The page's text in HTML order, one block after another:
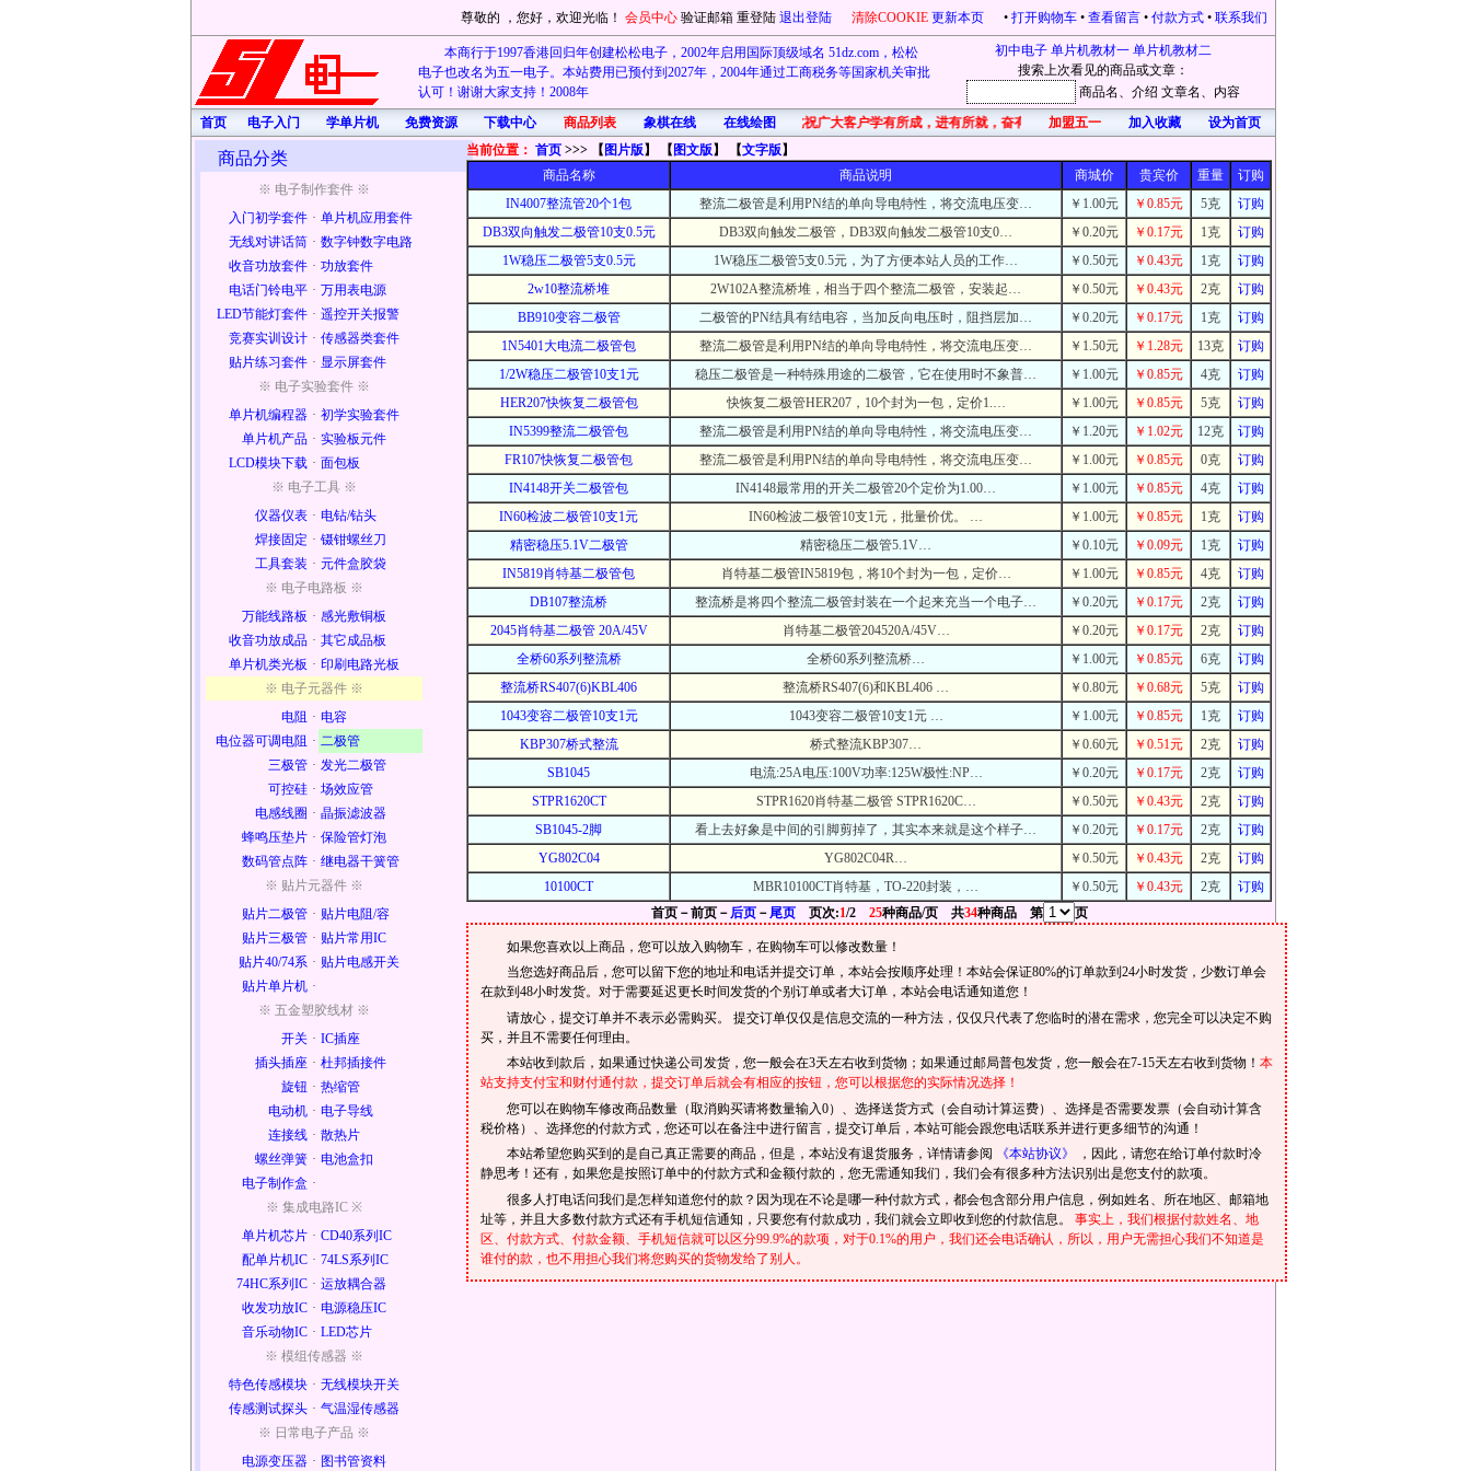
尊敬的 ，您好，欢迎光临！ 会员中心 验证邮箱 重登陆 退出登陆 清除COOKIE 更新本页 • 打开购物车 • 查看留言 • 付款方式 • 联系我们
本商行于1997香港回归年创建松松电子，2002年启用国际顶级域名 51dz.com，松松
电子也改名为五一电子。本站费用已预付到2027年，2004年通过工商税务等国家机关审批
认可！谢谢大家支持！2008年
初中电子 单片机教材一 单片机教材二
搜索上次看见的商品或文章：
商品名 、介绍 文章名 、内容
首页
电子入门 学单片机 免费资源 下载中心 商品列表 象棋在线 在线绘图首先在此祝广大客户学有所成，进有所就，奋有所获，开心每一天！凡在本站购物的，均有礼品赠送。本站为感恩新老客
加盟五一 加入收藏 设为首页
商品分类
※ 电子制作套件 ※
入门初学套件 · 单片机应用套件
无线对讲话筒 · 数字钟数字电路
收音功放套件 · 功放套件
电话门铃电平 · 万用表电源
LED节能灯套件 · 遥控开关报警
竞赛实训设计 · 传感器类套件
贴片练习套件 · 显示屏套件
※ 电子实验套件 ※
单片机编程器 · 初学实验套件
单片机产品 · 实验板元件
LCD模块下载 · 面包板
※ 电子工具 ※
仪器仪表 · 电钻/钻头
焊接固定 · 镊钳螺丝刀
工具套装 · 元件盒胶袋
※ 电子电路板 ※
万能线路板 · 感光敷铜板
收音功放成品 · 其它成品板
单片机类光板 · 印刷电路光板
※ 电子元器件 ※
电阻 · 电容
电位器可调电阻 · 二极管
三极管 · 发光二极管
可控硅 · 场效应管
电感线圈 · 晶振滤波器
蜂鸣压垫片 · 保险管灯泡
数码管点阵 · 继电器干簧管
※ 贴片元器件 ※
贴片二极管 · 贴片电阻/容
贴片三极管 · 贴片常用IC
贴片40/74系 · 贴片电感开关
贴片单片机 ·
※ 五金塑胶线材 ※
开关 · IC插座
插头插座 · 杜邦插接件
旋钮 · 热缩管
电动机 · 电子导线
连接线 · 散热片
螺丝弹簧 · 电池盒扣
电子制作盒 ·
※ 集成电路IC ※
单片机芯片 · CD40系列IC
配单片机IC · 74LS系列IC
74HC系列IC · 运放耦合器
收发功放IC · 电源稳压IC
音乐动物IC · LED芯片
※ 模组传感器 ※
特色传感模块 · 无线模块开关
传感测试探头 · 气温湿传感器
※ 日常电子产品 ※
电源变压器 · 图书管资料
当前位置： 首页 >>> 【 图片版】 【 图文版】 【文字版】
商品名称
商品说明 商城价 贵宾价 重量
订购
IN4007整流管20个1包
整流二极管是利用PN结的单向导电特性，将交流电压变… ￥1.00元 ￥0.85元 5克
订购
DB3双向触发二极管10支0.5元
DB3双向触发二极管，DB3双向触发二极管10支0… ￥0.20元 ￥0.17元 1克
订购
1W稳压二极管5支0.5元
1W稳压二极管5支0.5元，为了方便本站人员的工作… ￥0.50元 ￥0.43元 1克
订购
2w10整流桥堆
2W102A整流桥堆，相当于四个整流二极管，安装起… ￥0.50元 ￥0.43元 2克
订购
BB910变容二极管
二极管的PN结具有结电容，当加反向电压时，阻挡层加… ￥0.20元 ￥0.17元 1克
订购
1N5401大电流二极管包
整流二极管是利用PN结的单向导电特性，将交流电压变… ￥1.50元 ￥1.28元 13克
订购
1/2W稳压二极管10支1元
稳压二极管是一种特殊用途的二极管，它在使用时不象普… ￥1.00元 ￥0.85元 4克
订购
HER207快恢复二极管包
快恢复二极管HER207，10个封为一包，定价1.… ￥1.00元 ￥0.85元 5克
订购
IN5399整流二极管包
整流二极管是利用PN结的单向导电特性，将交流电压变… ￥1.20元 ￥1.02元 12克
订购
FR107快恢复二极管包
整流二极管是利用PN结的单向导电特性，将交流电压变… ￥1.00元 ￥0.85元 0克
订购
IN4148开关二极管包
IN4148最常用的开关二极管20个定价为1.00… ￥1.00元 ￥0.85元 4克
订购
IN60检波二极管10支1元
IN60检波二极管10支1元，批量价优。 … ￥1.00元 ￥0.85元 1克
订购
精密稳压5.1V二极管
精密稳压二极管5.1V… ￥0.10元 ￥0.09元 1克
订购
IN5819肖特基二极管包
肖特基二极管IN5819包，将10个封为一包，定价… ￥1.00元 ￥0.85元 4克
订购
DB107整流桥
整流桥是将四个整流二极管封装在一个起来充当一个电子… ￥0.20元 ￥0.17元 2克
订购
2045肖特基二极管 20A/45V
肖特基二极管204520A/45V… ￥0.20元 ￥0.17元 2克
订购
全桥60系列整流桥
全桥60系列整流桥… ￥1.00元 ￥0.85元 6克
订购
整流桥RS407(6)KBL406
整流桥RS407(6)和KBL406 … ￥0.80元 ￥0.68元 5克
订购
1043变容二极管10支1元
1043变容二极管10支1元 … ￥1.00元 ￥0.85元 1克
订购
KBP307桥式整流
桥式整流KBP307… ￥0.60元 ￥0.51元 2克
订购
SB1045
电流:25A电压:100V功率:125W极性:NP… ￥0.20元 ￥0.17元 2克
订购
STPR1620CT
STPR1620肖特基二极管 STPR1620C… ￥0.50元 ￥0.43元 2克
订购
SB1045-2脚
看上去好象是中间的引脚剪掉了，其实本来就是这个样子… ￥0.20元 ￥0.17元 2克
订购
YG802C04
YG802C04R… ￥0.50元 ￥0.43元 2克
订购
10100CT
MBR10100CT肖特基，TO-220封装，… ￥0.50元 ￥0.43元 2克
订购
首页－前页－ 后页－ 尾页页次:1/2 25种商品/页 共34种商品 第 页
如果您喜欢以上商品，您可以放入购物车，在购物车可以修改数量！
当您选好商品后，您可以留下您的地址和电话并提交订单，本站会按顺序处理！本站会保证80%的订单款到24小时发货，少数订单会
在款到48小时发货。对于需要延迟更长时间发货的个别订单或者大订单，本站会电话通知道您！
请放心，提交订单并不表示必需购买。 提交订单仅仅是信息交流的一种方法，仅仅只代表了您临时的潜在需求，您完全可以决定不购
买，并且不需要任何理由。
本站收到款后，如果通过快递公司发货，您一般会在3天左右收到货物；如果通过邮局普包发货，您一般会在7-15天左右收到货物！ 本
站支持支付宝和财付通付款，提交订单后就会有相应的按钮，您可以根据您的实际情况选择！
您可以在购物车修改商品数量（取消购买请将数量输入0）、选择送货方式（会自动计算运费）、选择是否需要发票（会自动计算含
税价格）、选择您的付款方式，您还可以在备注中进行留言，提交订单后，本站可能会跟您电话联系并进行更多细节的沟通！
本站希望您购买到的是自己真正需要的商品，但是，本站没有退货服务，详情请参阅
《本站协议》
，因此，请您在给订单付款时冷
静思考！还有，如果您是按照订单中的付款方式和金额付款的，您无需通知我们，我们会有很多种方法识别出是您支付的款项。
很多人打电话问我们是怎样知道您付的款？因为现在不论是哪一种付款方式，都会包含部分用户信息，例如姓名、所在地区、邮箱地
址等，并且大多数付款方式还有手机短信通知，只要您有付款成功，我们就会立即收到您的付款信息。 事实上，我们根据付款姓名、地
区、付款方式、付款金额、手机短信就可以区分99.9%的款项，对于0.1%的用户，我们还会电话确认，所以，用户无需担心我们不知道是
谁付的款，也不用担心我们将您购买的货物发给了别人。